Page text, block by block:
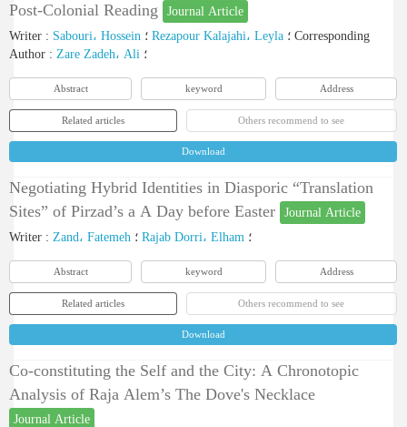
Post-Colonial Reading
Journal Article
Writer : Sabouri، Hossein Rezapour Kalajahi، Leyla
Corresponding
Author : Zare Zadeh، Ali ؛
Abstract keyword Address
Related articles Others recommend to see
Download
Negotiating Hybrid Identities in Diasporic “Translation
Sites” of Pirzad’s a A Day before Easter
Journal Article
Writer : Zand، Fatemeh Rajab Dorri، Elham ؛
Abstract keyword Address
Related articles Others recommend to see
Download
Co-constituting the Self and the City: A Chronotopic
Analysis of Raja Alem’s The Dove's Necklace
Journal Article